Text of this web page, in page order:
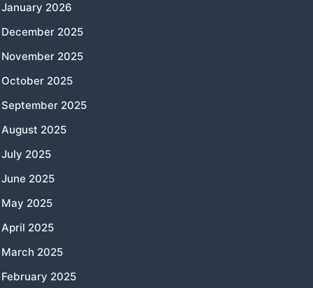
January 2026
December 2025
November 2025
October 2025
September 2025
August 2025
July 2025
June 2025
May 2025
April 2025
March 2025
February 2025